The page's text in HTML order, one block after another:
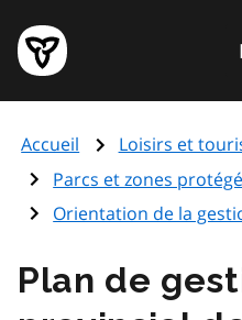
au
contenu
principal
Page
d'accueil
de
l'Ontario
Accueil
Loisirs et
Parcs et zones
Orientation de la
Plan de